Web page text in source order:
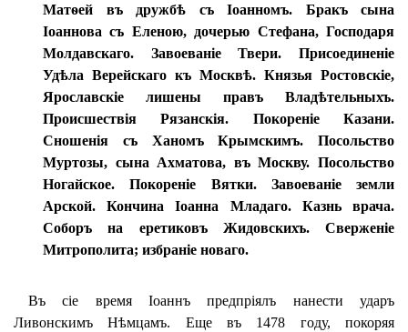
Матѳей въ дружбѣ съ Іоанномъ. Бракъ сына
Іоаннова съ Еленою, дочерью Стефана, Господаря
Молдавскаго. Завоеваніе Твери. Присоединеніе
Удѣла Верейскаго къ Москвѣ. Князья Ростовскіе,
Ярославскіе лишены правъ Владѣтельныхъ.
Происшествія Рязанскія. Покореніе Казани.
Сношенія съ Ханомъ Крымскимъ. Посольство
Муртозы, сына Ахматова, въ Москву. Посольство
Ногайское. Покореніе Вятки. Завоеваніе земли
Арской. Кончина Іоанна Младаго. Казнь врача.
Соборъ на еретиковъ Жидовскихъ. Сверженіе
Митрополита; избраніе новаго.
Въ сіе время Іоаннъ предпріялъ нанести ударъ
Ливонскимъ Нѣмцамъ. Еще въ 1478 году, покоряя